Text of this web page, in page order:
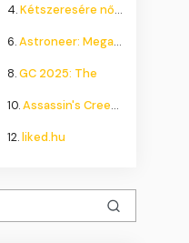
4.Kétszeresére nőhet a
6.Astroneer: Megatech DLC
8.GC 2025: The
10.Assassin's Creed Shadows
12.liked.hu